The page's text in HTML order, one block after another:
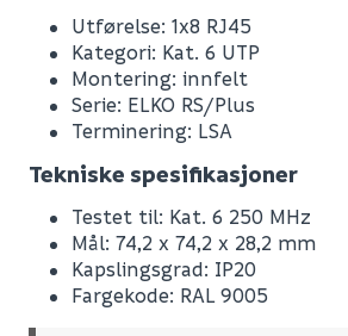
Utførelse: 1x8 RJ45
Kategori: Kat. 6 UTP
Montering: innfelt
Serie: ELKO RS/Plus
Terminering: LSA
Tekniske spesifikasjoner
Testet til: Kat. 6 250 MHz
Mål: 74,2 x 74,2 x 28,2 mm
Kapslingsgrad: IP20
Fargekode: RAL 9005